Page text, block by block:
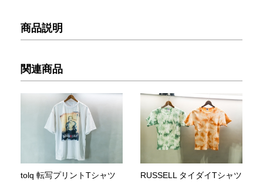
商品説明
関連商品
tolq 転写プリントTシャツ RUSSELL タイダイTシャツ